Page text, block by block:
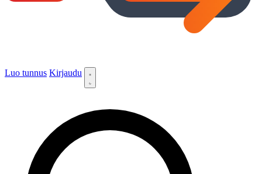
Luo tunnus Kirjaudu